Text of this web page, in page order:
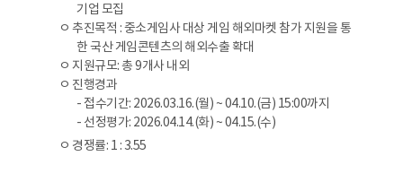
기업 모집
ㅇ 추진목적 : 중소게임사 대상 게임 해외마켓 참가 지원을 통
한 국산 게임콘텐츠의 해외수출 확대
ㅇ 지원규모: 총 9개사 내외
ㅇ 진행경과
- 접수기간: 2026.03.16.(월) ~ 04.10.(금) 15:00까지
- 선정평가: 2026.04.14.(화) ~ 04.15.(수)
ㅇ 경쟁률: 1 : 3.55